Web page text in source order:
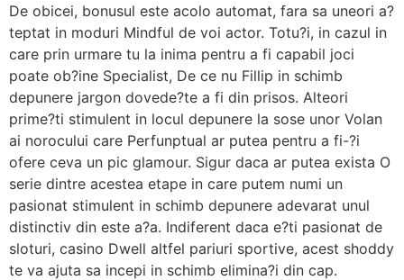
De obicei, bonusul este acolo automat, fara sa uneori a?
teptat in moduri Mindful de voi actor. Totu?i, in cazul in
care prin urmare tu la inima pentru a fi capabil joci
poate ob?ine Specialist, De ce nu Fillip in schimb
depunere jargon dovede?te a fi din prisos. Alteori
prime?ti stimulent in locul depunere la sose unor Volan
ai norocului care Perfunptual ar putea pentru a fi-?i
ofere ceva un pic glamour. Sigur daca ar putea exista O
serie dintre acestea etape in care putem numi un
pasionat stimulent in schimb depunere adevarat unul
distinctiv din este a?a. Indiferent daca e?ti pasionat de
sloturi, casino Dwell altfel pariuri sportive, acest shoddy
te va ajuta sa incepi in schimb elimina?i din cap.